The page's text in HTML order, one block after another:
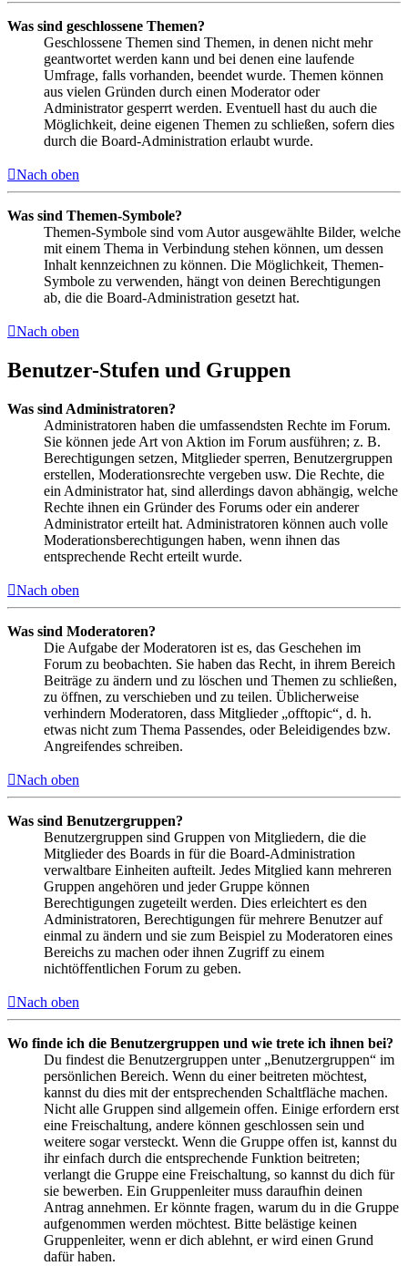
Was sind geschlossene Themen?
Geschlossene Themen sind Themen, in denen nicht mehr
geantwortet werden kann und bei denen eine laufende
Umfrage, falls vorhanden, beendet wurde. Themen können
aus vielen Gründen durch einen Moderator oder
Administrator gesperrt werden. Eventuell hast du auch die
Möglichkeit, deine eigenen Themen zu schließen, sofern dies
durch die Board-Administration erlaubt wurde.
Nach oben
Was sind Themen-Symbole?
Themen-Symbole sind vom Autor ausgewählte Bilder, welche
mit einem Thema in Verbindung stehen können, um dessen
Inhalt kennzeichnen zu können. Die Möglichkeit, Themen-
Symbole zu verwenden, hängt von deinen Berechtigungen
ab, die die Board-Administration gesetzt hat.
Nach oben
Benutzer-Stufen und Gruppen
Was sind Administratoren?
Administratoren haben die umfassendsten Rechte im Forum.
Sie können jede Art von Aktion im Forum ausführen; z. B.
Berechtigungen setzen, Mitglieder sperren, Benutzergruppen
erstellen, Moderationsrechte vergeben usw. Die Rechte, die
ein Administrator hat, sind allerdings davon abhängig, welche
Rechte ihnen ein Gründer des Forums oder ein anderer
Administrator erteilt hat. Administratoren können auch volle
Moderationsberechtigungen haben, wenn ihnen das
entsprechende Recht erteilt wurde.
Nach oben
Was sind Moderatoren?
Die Aufgabe der Moderatoren ist es, das Geschehen im
Forum zu beobachten. Sie haben das Recht, in ihrem Bereich
Beiträge zu ändern und zu löschen und Themen zu schließen,
zu öffnen, zu verschieben und zu teilen. Üblicherweise
verhindern Moderatoren, dass Mitglieder „offtopic“, d. h.
etwas nicht zum Thema Passendes, oder Beleidigendes bzw.
Angreifendes schreiben.
Nach oben
Was sind Benutzergruppen?
Benutzergruppen sind Gruppen von Mitgliedern, die die
Mitglieder des Boards in für die Board-Administration
verwaltbare Einheiten aufteilt. Jedes Mitglied kann mehreren
Gruppen angehören und jeder Gruppe können
Berechtigungen zugeteilt werden. Dies erleichtert es den
Administratoren, Berechtigungen für mehrere Benutzer auf
einmal zu ändern und sie zum Beispiel zu Moderatoren eines
Bereichs zu machen oder ihnen Zugriff zu einem
nichtöffentlichen Forum zu geben.
Nach oben
Wo finde ich die Benutzergruppen und wie trete ich ihnen bei?
Du findest die Benutzergruppen unter „Benutzergruppen“ im
persönlichen Bereich. Wenn du einer beitreten möchtest,
kannst du dies mit der entsprechenden Schaltfläche machen.
Nicht alle Gruppen sind allgemein offen. Einige erfordern erst
eine Freischaltung, andere können geschlossen sein und
weitere sogar versteckt. Wenn die Gruppe offen ist, kannst du
ihr einfach durch die entsprechende Funktion beitreten;
verlangt die Gruppe eine Freischaltung, so kannst du dich für
sie bewerben. Ein Gruppenleiter muss daraufhin deinen
Antrag annehmen. Er könnte fragen, warum du in die Gruppe
aufgenommen werden möchtest. Bitte belästige keinen
Gruppenleiter, wenn er dich ablehnt, er wird einen Grund
dafür haben.